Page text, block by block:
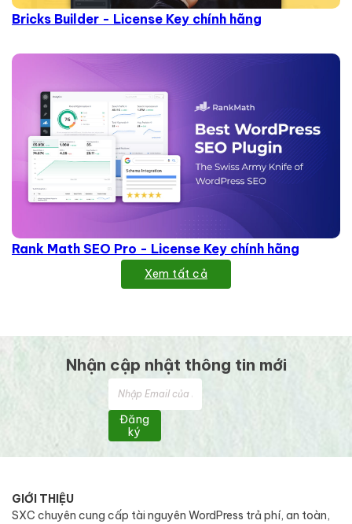
Bricks Builder - License Key chính hãng
Rank Math SEO Pro - License Key chính hãng
Xem tất cả
Nhận cập nhật thông tin mới
Đăng
ký
GIỚI THIỆU
SXC chuyên cung cấp tài nguyên WordPress trả phí, an toàn,